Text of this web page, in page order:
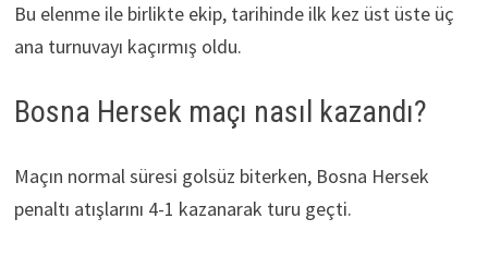
Bu elenme ile birlikte ekip, tarihinde ilk kez üst üste üç
ana turnuvayı kaçırmış oldu.
Bosna Hersek maçı nasıl kazandı?
Maçın normal süresi golsüz biterken, Bosna Hersek
penaltı atışlarını 4-1 kazanarak turu geçti.